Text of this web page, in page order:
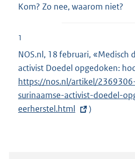
Kom? Zo nee, waarom niet?
1
NOS.nl, 18 februari, «Medisch
activist Doedel opgedoken:
https://nos.nl/artikel/
surinaamse-activist-doedel-
eerherstel.html
)